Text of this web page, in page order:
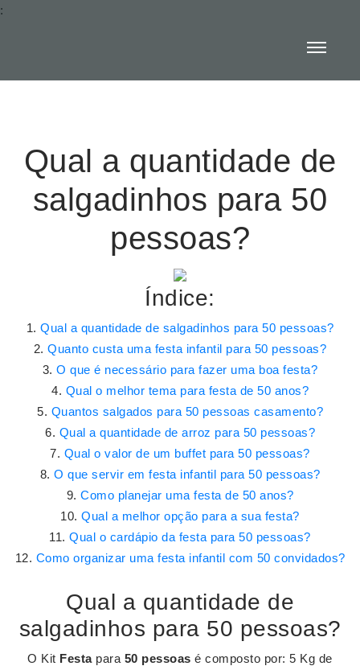
:
Qual a quantidade de
salgadinhos para 50
pessoas?
Índice:
Qual a quantidade de salgadinhos para 50 pessoas?
Quanto custa uma festa infantil para 50 pessoas?
O que é necessário para fazer uma boa festa?
Qual o melhor tema para festa de 50 anos?
Quantos salgados para 50 pessoas casamento?
Qual a quantidade de arroz para 50 pessoas?
Qual o valor de um buffet para 50 pessoas?
O que servir em festa infantil para 50 pessoas?
Como planejar uma festa de 50 anos?
Qual a melhor opção para a sua festa?
Qual o cardápio da festa para 50 pessoas?
Como organizar uma festa infantil com 50 convidados?
Qual a quantidade de
salgadinhos para 50 pessoas?
O Kit Festapara 50 pessoas é composto por: 5 Kg de